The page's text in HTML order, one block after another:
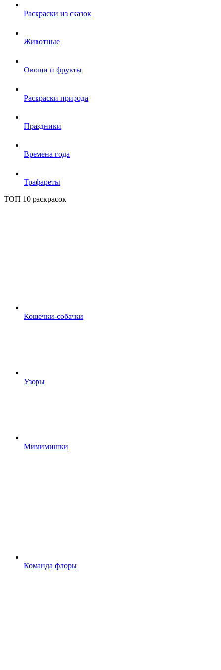
Раскраски из сказок
Животные
Овощи и фрукты
Раскраски природа
Праздники
Времена года
Трафареты
ТОП 10 раскрасок
Кошечки-собачки
Узоры
Мимимишки
Команда флоры